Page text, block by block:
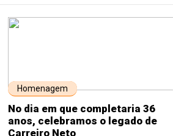
Homenagem
No dia em que completaria 36
anos, celebramos o legado de
Carreiro Neto